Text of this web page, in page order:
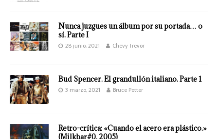
Nunca juzgues un álbum por su portada… o
sí. Parte I
28 junio, 2021 Chevy Trevor
Bud Spencer. El grandullón italiano. Parte 1
3 marzo, 2021 Bruce Potter
Retro-crítica: «Cuando el acero era plástico.»
(Milkbar#0, 2005)